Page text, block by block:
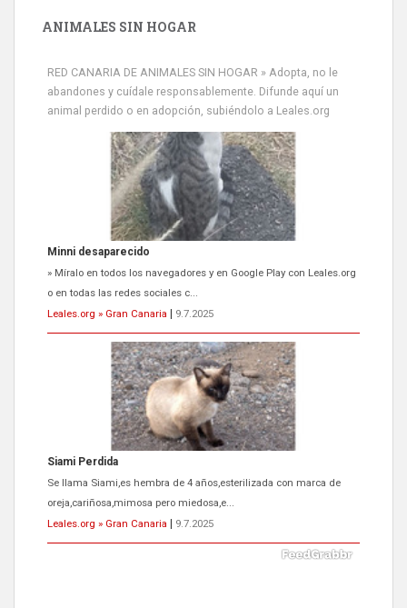
ANIMALES SIN HOGAR
RED CANARIA DE ANIMALES SIN HOGAR » Adopta, no le
abandones y cuídale responsablemente. Difunde aquí un
animal perdido o en adopción, subiéndolo a Leales.org
Siami Perdida
Se llama Siami,es hembra de 4 años,esterilizada con marca de
oreja,cariñosa,mimosa pero miedosa,e...
Leales.org » Gran Canaria
9.7.2025
ADOPCIÓN URGENTE GATA TEROR GRAN CANARIA
El ayuntamiento se va a llevar a Los Gatos callejeros de la zona los
próximos días, ella incluida...
Leales.org » Gran Canaria
9.7.2025